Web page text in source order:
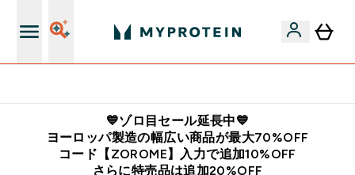
💙ゾロ目セール延長中💙
ヨーロッパ製造の幅広い商品が最大70%OFF
コード【ZOROME】入力で追加10%OFF
さらに特売品は追加20%OFF